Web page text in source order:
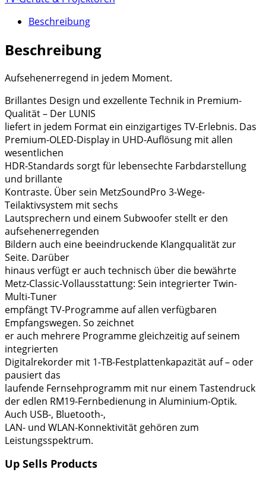
Beschreibung
Beschreibung
Aufsehenerregend in jedem Moment.
Brillantes Design und exzellente Technik in Premium-
Qualität – Der LUNIS
liefert in jedem Format ein einzigartiges TV-Erlebnis. Das
Premium-OLED-Display in UHD-Auflösung mit allen
wesentlichen
HDR-Standards sorgt für lebensechte Farbdarstellung
und brillante
Kontraste. Über sein MetzSoundPro 3-Wege-
Teilaktivsystem mit sechs
Lautsprechern und einem Subwoofer stellt er den
aufsehenerregenden
Bildern auch eine beeindruckende Klangqualität zur
Seite. Darüber
hinaus verfügt er auch technisch über die bewährte
Metz-Classic-Vollausstattung: Sein integrierter Twin-
Multi-Tuner
empfängt TV-Programme auf allen verfügbaren
Empfangswegen. So zeichnet
er auch mehrere Programme gleichzeitig auf seinem
integrierten
Digitalrekorder mit 1-TB-Festplattenkapazität auf – oder
pausiert das
laufende Fernsehprogramm mit nur einem Tastendruck
der edlen RM19-Fernbedienung in Aluminium-Optik.
Auch USB-, Bluetooth-,
LAN- und WLAN-Konnektivität gehören zum
Leistungsspektrum.
Up Sells Products